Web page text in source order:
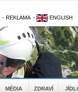
- REKLAMA - ENGLISH
MÉDIA ZDRAVÍ